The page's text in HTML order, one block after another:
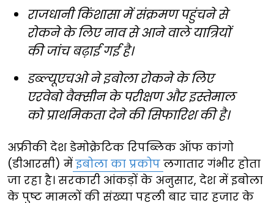
राजधानी किंशासा में संक्रमण पहुंचने से
रोकने के लिए नाव से आने वाले यात्रियों
की जांच बढ़ाई गई है।
डब्ल्यूएचओ ने इबोला रोकने के लिए
एरवेबो वैक्सीन के परीक्षण और इस्तेमाल
को प्राथमिकता देने की सिफारिश की है।
अफ्रीकी देश डेमोक्रेटिक रिपब्लिक ऑफ कांगो
(डीआरसी) मेंइबोला का प्रकोप लगातार गंभीर होता
जा रहा है। सरकारी आंकड़ों के अनुसार, देश में इबोला
के पुष्ट मामलों की संख्या पहली बार चार हजार के